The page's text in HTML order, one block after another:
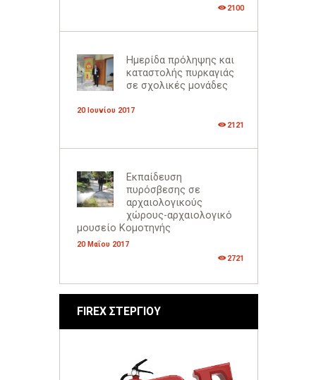
2100
Ημερίδα πρόληψης και
καταστολής πυρκαγιάς
σε σχολικές μονάδες
20 Ιουνίου 2017
2121
Εκπαίδευση
πυρόσβεσης σε
αρχαιολογικούς
χώρους-αρχαιολογικό
μουσείο Κομοτηνής
20 Μαΐου 2017
2721
FIREX ΣΤΕΡΓΙΟΥ